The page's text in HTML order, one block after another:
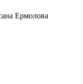
Ермолова